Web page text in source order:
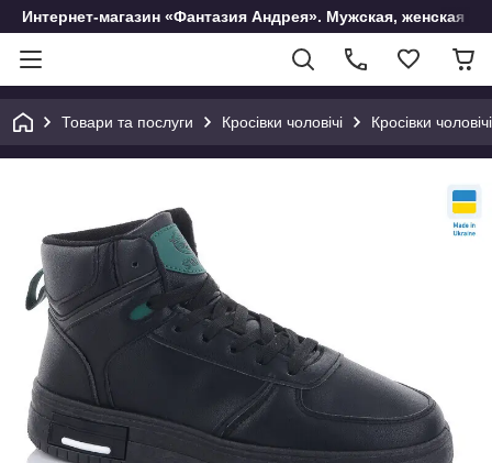
Интернет-магазин «Фантазия Андрея». Мужская, женская и
Товари та послуги Кросівки чоловічі Кросівки